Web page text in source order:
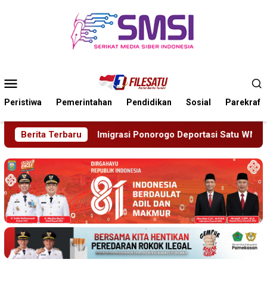
Mobile
Peristiwa Pemerintahan Pendidikan Sosial Parekraf
Berita Terbaru
Ponorogo Deportasi Satu WN Tiongkok Salahgunakan Ijin